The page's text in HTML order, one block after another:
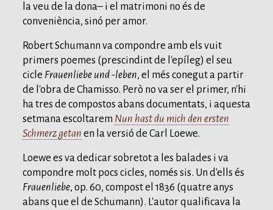
la veu de la dona– i el matrimoni no és de
conveniència, sinó per amor.
Robert Schumann va compondre amb els vuit
primers poemes (prescindint de l'epíleg) el seu
cicle Frauenliebe und -leben, el més conegut a partir
de l'obra de Chamisso. Però no va ser el primer, n'hi
ha tres de compostos abans documentats, i aquesta
setmana escoltarem Nun hast du mich den ersten
Schmerz getan en la versió de Carl Loewe.
Loewe es va dedicar sobretot a les balades i va
compondre molt pocs cicles, només sis. Un d'ells és
Frauenliebe, op. 60, compost el 1836 (quatre anys
abans que el de Schumann). L'autor qualificava la